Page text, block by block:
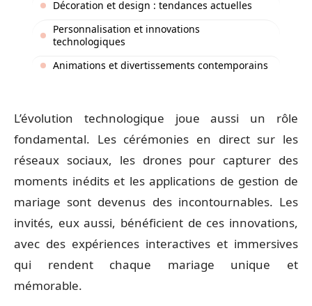
Décoration et design : tendances actuelles
Personnalisation et innovations
technologiques
Animations et divertissements contemporains
L’évolution technologique joue aussi un rôle
fondamental. Les cérémonies en direct sur les
réseaux sociaux, les drones pour capturer des
moments inédits et les applications de gestion de
mariage sont devenus des incontournables. Les
invités, eux aussi, bénéficient de ces innovations,
avec des expériences interactives et immersives
qui rendent chaque mariage unique et
mémorable.